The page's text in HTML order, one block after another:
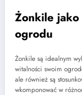
Żonkile jako
ogrodu
Żonkile są idealnym
witalności swoim
ale również są
wkomponować w